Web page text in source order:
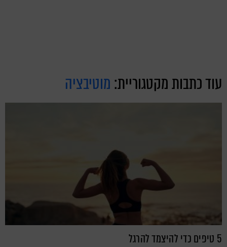
עוד כתבות מקטגוריית: מוטיבציה
5 טיפים כדי להיצמד להרגל